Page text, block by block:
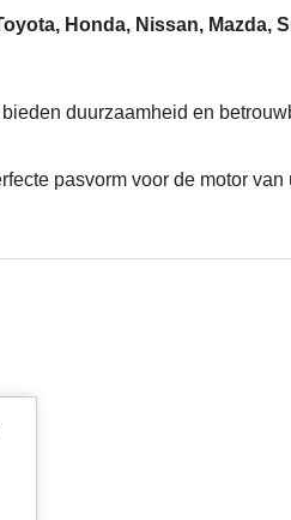
Honda, Nissan, Mazda,
duurzaamheid en
pasvorm voor de motor